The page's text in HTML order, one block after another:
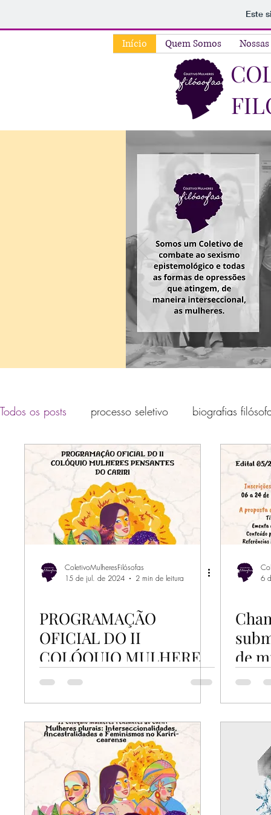
Este
Início Quem Somos
Todos os posts processo seletivo biografias
Colóquio filósofas
ColetivoMulheresFilósofas
15 de jul. de 2024
2 min de leitura
PROGRAMAÇÃO
OFICIAL DO II
COLÓQUIO MULHERES
PENSANTES DO CARIRI
6
de